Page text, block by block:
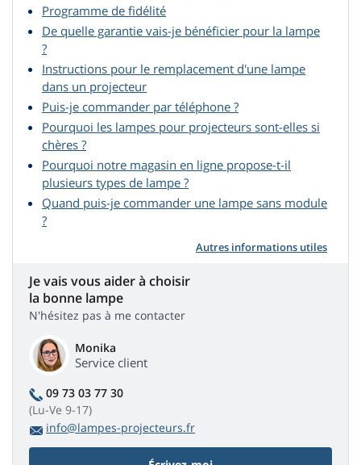
Programme de fidélité
De quelle garantie vais-je bénéficier pour la lampe
?
Instructions pour le remplacement d'une lampe
dans un projecteur
Puis-je commander par téléphone ?
Pourquoi les lampes pour projecteurs sont-elles si
chères ?
Pourquoi notre magasin en ligne propose-t-il
plusieurs types de lampe ?
Quand puis-je commander une lampe sans module
?
Autres informations utiles
Je vais vous aider à choisir
la bonne lampe
N'hésitez pas à me contacter
Monika
Service client
09 73 03 77 30
(Lu-Ve 9-17)
info@lampes-projecteurs.fr